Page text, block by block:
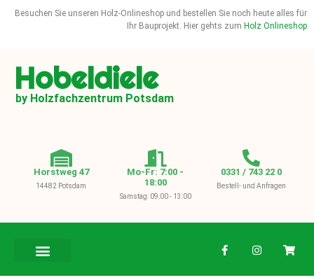
Besuchen Sie unseren Holz-Onlineshop und bestellen Sie noch heute alles für
Ihr Bauprojekt. Hier gehts zum Holz Onlineshop
Hobeldiele
by Holzfachzentrum Potsdam
Horstweg 47
14482 Potsdam
Mo-Fr: 7:00 -
18:00
Samstag: 09:00 - 13:00
0331 / 743 22 0
Bestell- und Anfragen